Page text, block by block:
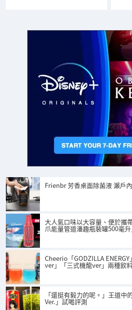
Frienbr 芳香桌面除菌液 瀨戶
大人氣口味以大容量、便於攜
爪能量管道潘趣瓶裝罐500毫
Cheerio「GODZILLA
ver」「三式機龍ver」兩種飲
「還挺有毅力的呢。」王道中
Ver.」試喝評測